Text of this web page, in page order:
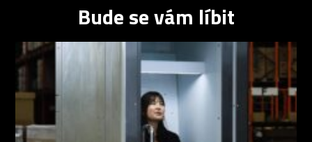
Bude se vám líbit